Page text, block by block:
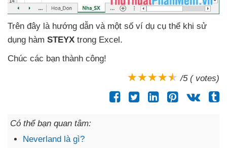
Trên đây là hướng dẫn và một số ví dụ cụ thể khi sử
dụng hàm STEYX trong Excel.
Chúc các bạn thành công!
/5 ( votes)
Có thể bạn quan tâm:
Neverland là gì?